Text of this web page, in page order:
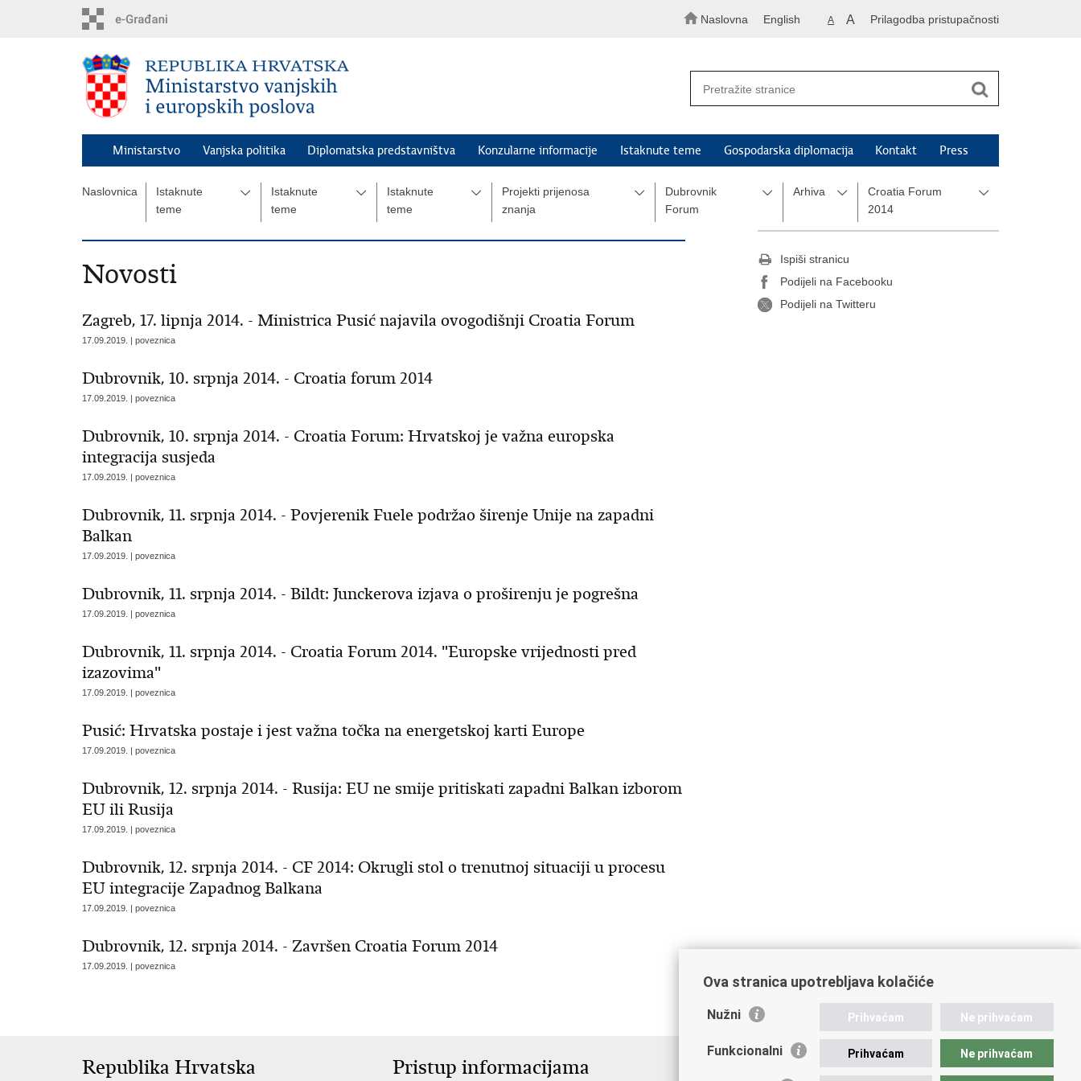
Naslovna English A A Prilagodba pristupačnosti
Ministarstvo Vanjska politika Diplomatska predstavništva Konzularne informacije Istaknute teme Gospodarska diplomacija Kontakt Press
Naslovnica
Istaknute
teme
Istaknute
teme
Istaknute
teme
Projekti prijenosa
znanja
Dubrovnik
Forum
Arhiva
Croatia Forum
2014
Novosti
Zagreb, 17. lipnja 2014. - Ministrica Pusić najavila ovogodišnji Croatia Forum
17.09.2019. | poveznica
Dubrovnik, 10. srpnja 2014. - Croatia forum 2014
17.09.2019. | poveznica
Dubrovnik, 10. srpnja 2014. - Croatia Forum: Hrvatskoj je važna europska
integracija susjeda
17.09.2019. | poveznica
Dubrovnik, 11. srpnja 2014. - Povjerenik Fuele podržao širenje Unije na zapadni
Balkan
17.09.2019. | poveznica
Dubrovnik, 11. srpnja 2014. - Bildt: Junckerova izjava o proširenju je pogrešna
17.09.2019. | poveznica
Dubrovnik, 11. srpnja 2014. - Croatia Forum 2014. "Europske vrijednosti pred
izazovima"
17.09.2019. | poveznica
Pusić: Hrvatska postaje i jest važna točka na energetskoj karti Europe
17.09.2019. | poveznica
Dubrovnik, 12. srpnja 2014. - Rusija: EU ne smije pritiskati zapadni Balkan izborom
EU ili Rusija
17.09.2019. | poveznica
Dubrovnik, 12. srpnja 2014. - CF 2014: Okrugli stol o trenutnoj situaciji u procesu
EU integracije Zapadnog Balkana
17.09.2019. | poveznica
Dubrovnik, 12. srpnja 2014. - Završen Croatia Forum 2014
17.09.2019. | poveznica
Ispiši stranicu
Podijeli na Facebooku
Podijeli na Twitteru
Republika Hrvatska Pristup informacijama
Ova stranica upotrebljava kolačiće
Nužni Prihvaćam Ne prihvaćam
Funkcionalni Prihvaćam Ne prihvaćam